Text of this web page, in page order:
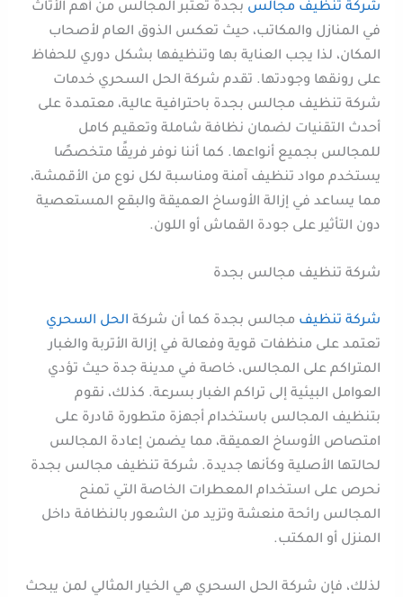
شركة تنظيف مجالس بجدة تعتبر المجالس من أهم الأثاث
في المنازل والمكاتب، حيث تعكس الذوق العام لأصحاب
المكان، لذا يجب العناية بها وتنظيفها بشكل دوري للحفاظ
على رونقها وجودتها. تقدم شركة الحل السحري خدمات
شركة تنظيف مجالس بجدة باحترافية عالية، معتمدة على
أحدث التقنيات لضمان نظافة شاملة وتعقيم كامل
للمجالس بجميع أنواعها. كما أننا نوفر فريقًا متخصصًا
يستخدم مواد تنظيف آمنة ومناسبة لكل نوع من الأقمشة،
مما يساعد في إزالة الأوساخ العميقة والبقع المستعصية
دون التأثير على جودة القماش أو اللون.
شركة تنظيف مجالس بجدة
شركة تنظيف مجالس بجدة كما أن شركة الحل السحري
تعتمد على منظفات قوية وفعالة في إزالة الأتربة والغبار
المتراكم على المجالس، خاصة في مدينة جدة حيث تؤدي
العوامل البيئية إلى تراكم الغبار بسرعة. كذلك، نقوم
بتنظيف المجالس باستخدام أجهزة متطورة قادرة على
امتصاص الأوساخ العميقة، مما يضمن إعادة المجالس
لحالتها الأصلية وكأنها جديدة. شركة تنظيف مجالس بجدة
نحرص على استخدام المعطرات الخاصة التي تمنح
المجالس رائحة منعشة وتزيد من الشعور بالنظافة داخل
المنزل أو المكتب.
لذلك، فإن شركة الحل السحري هي الخيار المثالي لمن يبحث